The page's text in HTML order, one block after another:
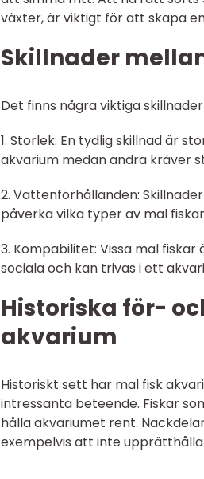
växter, är viktigt för att skapa
Skillnader
Det finns några viktiga
1. Storlek: En tydlig skillnad är
akvarium medan andra kräver
2. Vattenförhållanden:
påverka vilka typer av mal
3. Kompabilitet: Vissa mal
sociala och kan trivas i ett
Historiska för-
akvarium
Historiskt sett har mal fisk
intressanta beteende. Fiskar
hålla akvariumet rent.
exempelvis att inte